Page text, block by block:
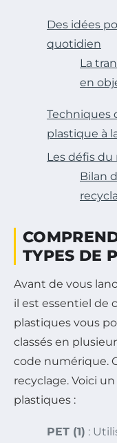
Des idées
quotidien
La
en
Techniques
plastique à
Les défis
Bilan
TYPES DE
Avant de vous
il est essentiel de
plastiques vous
classés en
code numérique.
recyclage. Voici
plastiques :
PET (1) :